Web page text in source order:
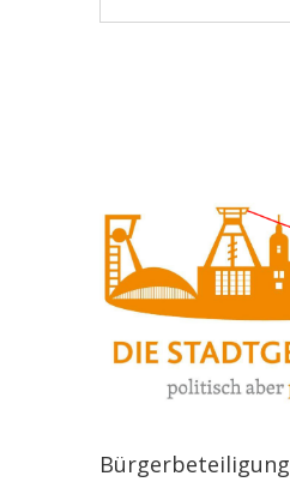
Bürgerbeteiligung